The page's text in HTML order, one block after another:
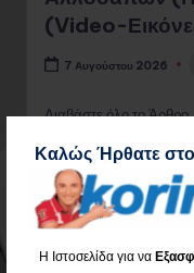
Καλώς Ήρθατε στο
Η Ιστοσελίδα για να
(Video-
7 Αυγούστου 2026
Διαβάστε όλο το Άρθρο